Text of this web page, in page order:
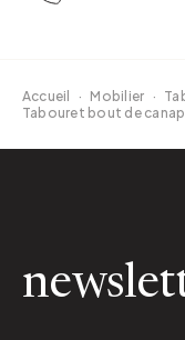
Accueil · Mobilier ·
Tabouret bout de